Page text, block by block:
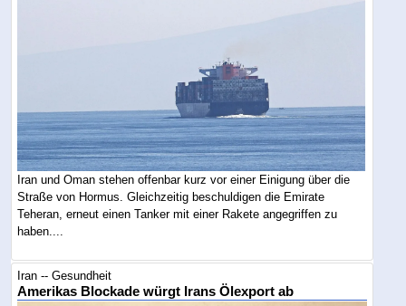
Iran und Oman stehen offenbar kurz vor einer Einigung über die
Straße von Hormus. Gleichzeitig beschuldigen die Emirate
Teheran, erneut einen Tanker mit einer Rakete angegriffen zu
haben....
Iran -- Gesundheit
Amerikas Blockade würgt Irans Ölexport ab